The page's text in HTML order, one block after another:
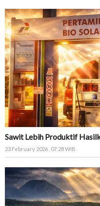
Sawit Lebih Produktif
23 February 2026 , 07:28 WIB